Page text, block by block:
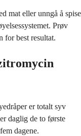
mat eller unngå å spise
Prøv
for best resultat.
er totalt syv
daglig de to første
dagene.